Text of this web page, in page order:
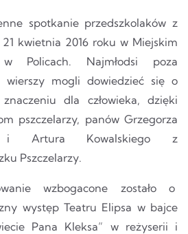
spotkanie przedszkolaków z
kwietnia 2016 roku w Miejskim
Policach. Najmłodsi poza
wierszy mogli dowiedzieć się o
dla człowieka, dzięki
pszczelarzy, panów Grzegorza
i Artura Kowalskiego z
Pszczelarzy.
wzbogacone zostało o
występ Teatru Elipsa w bajce
Pana Kleksa” w reżyserii i